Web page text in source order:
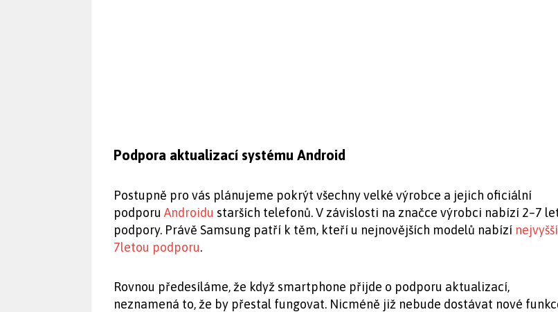
Podpora aktualizací systému Android
Postupně pro vás plánujeme pokrýt všechny velké výrobce a jejich oficiální
podporu Androidu starších telefonů. V závislosti na značce výrobci nabízí 2–7
podpory. Právě Samsung patří k těm, kteří u nejnovějších modelů nabízí nejvyšší
7letou podporu.
Rovnou předesíláme, že když smartphone přijde o podporu aktualizací,
neznamená to, že by přestal fungovat. Nicméně již nebude dostávat nové